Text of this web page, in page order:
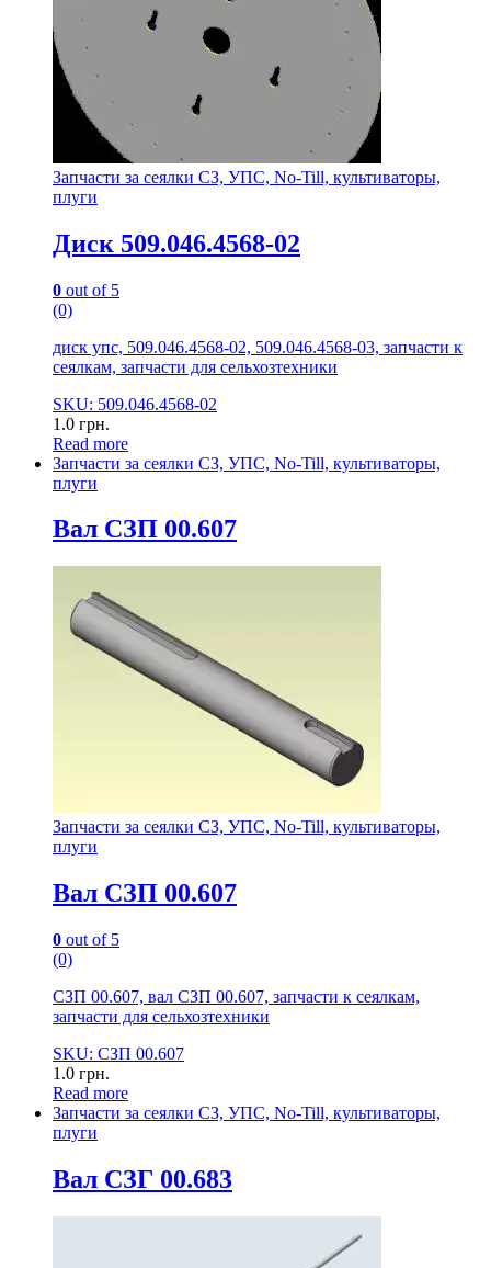
Запчасти за сеялки СЗ, УПС, No-Till, культиваторы,
плуги
Диск 509.046.4568-02
0 out of 5
(0)
диск упс, 509.046.4568-02, 509.046.4568-03, запчасти к
сеялкам, запчасти для сельхозтехники
SKU: 509.046.4568-02
1.0 грн.
Read more
Запчасти за сеялки СЗ, УПС, No-Till, культиваторы,
плуги
Вал СЗП 00.607
Запчасти за сеялки СЗ, УПС, No-Till, культиваторы,
плуги
Вал СЗП 00.607
0 out of 5
(0)
СЗП 00.607, вал СЗП 00.607, запчасти к сеялкам,
запчасти для сельхозтехники
SKU: СЗП 00.607
1.0 грн.
Read more
Запчасти за сеялки СЗ, УПС, No-Till, культиваторы,
плуги
Вал СЗГ 00.683